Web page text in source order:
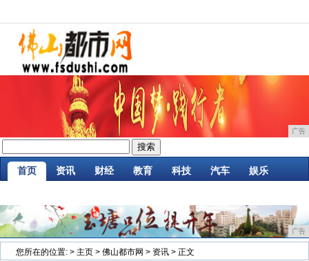
广告
首页 资讯 财经 教育 科技 汽车 娱乐
广告
您所在的位置: > 主页 > 佛山都市网 > 资讯 > 正文